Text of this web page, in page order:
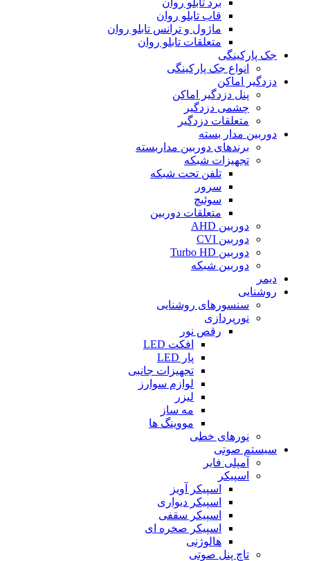
برد تابلو روان
قاب تابلو روان
ماژول و ترانس تابلو روان
متعلقات تابلو روان
جک پارکینگی
انواع جک پارکینگی
دزدگیر اماکن
پنل دزدگیر اماکن
چشمی دزدگیر
متعلقات دزدگیر
دوربین مدار بسته
برندهای دوربین مداربسته
تجهیزات شبکه
تلفن تحت شبکه
سرور
سوئیچ
متعلقات دوربین
دوربین AHD
دوربین CVI
دوربین Turbo HD
دوربین شبکه
دیمر
روشنایی
سنسورهای روشنایی
نورپردازی
رقص نور
افکت LED
پار LED
تجهیزات جانبی
لوازم سوارز
لیزر
مه ساز
مووینگ ها
نورهای خطی
سیستم صوتی
آمپلی فایر
اسپیکر
اسپیکر آویز
اسپیکر دیواری
اسپیکر سقفی
اسپیکر صخره ای
هالوژنی
تاچ پنل صوتی